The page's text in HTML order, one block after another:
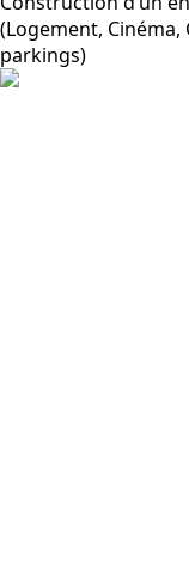
(Logement, Cinéma,
parkings)